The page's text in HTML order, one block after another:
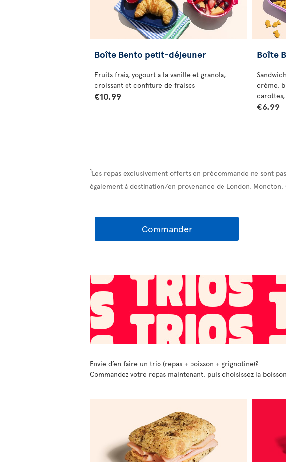
Boîte Bento petit-déjeuner
Fruits frais, yogourt à la vanille et granola,
croissant et confiture de fraises
€10.99
Boîte
crème,
€6.99
1Les repas exclusivement offerts en précommande ne sont
également à destination/en provenance de London,
Commander
Envie d’en faire un trio (repas + boisson + grignotine)?
Commandez votre repas maintenant, puis choisissez la